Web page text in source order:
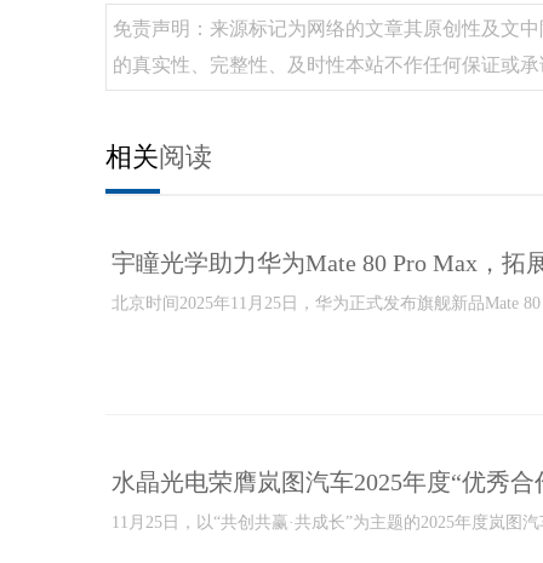
免责声明：来源标记为网络的文章其原创性及文
的真实性、完整性、及时性本站不作任何保证或
相关阅读
宇瞳光学助力华为Mate 80 Pro Max，拓
北京时间2025年11月25日，华为正式发布旗舰新品Mate
水晶光电荣膺岚图汽车2025年度“优秀合
11月25日，以“共创共赢·共成长”为主题的2025年度岚图